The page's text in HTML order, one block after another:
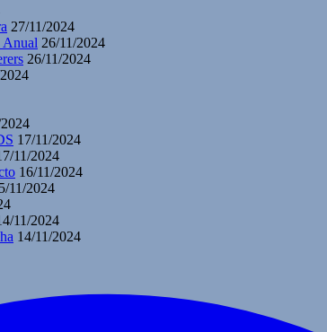
27/11/2024
Anual 26/11/2024
26/11/2024
17/11/2024
11/2024
16/11/2024
11/2024
11/2024
14/11/2024